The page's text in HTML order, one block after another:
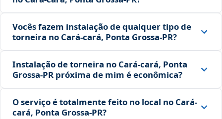
Vocês fazem instalação de qualquer tipo de
torneira no Cará-cará, Ponta Grossa‑PR?
Instalação de torneira no Cará-cará, Ponta
Grossa‑PR próxima de mim é econômica?
O serviço é totalmente feito no local no Cará-
cará, Ponta Grossa‑PR?